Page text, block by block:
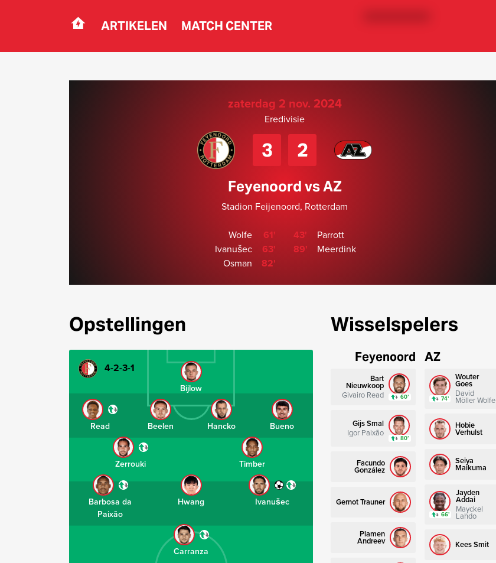
Navigation ARTIKELEN MATCH CENTER
zaterdag 2 nov. 2024
Eredivisie
3 2
Feyenoord vs AZ
Stadion Feijenoord, Rotterdam
Wolfe
61'
Ivanušec
63'
Osman
82'
43'
Parrott
89'
Meerdink
Opstellingen
4-2-3-1
Bijlow
Read Beelen Hancko Bueno
Zerrouki Timber
Barbosa da
Paixão
Hwang Ivanušec
Carranza
Wisselspelers
Feyenoord
Bart
Nieuwkoop
Givairo Read
60’
Gijs Smal
Igor Paixão
80’
Facundo
González
Gernot Trauner
Plamen
Andreev
AZ
Wouter
Goes
David
Möller Wolfe
74’
Hobie
Verhulst
Seiya
Maikuma
Jayden
Addai
Mayckel
Lahdo
66’
Kees Smit